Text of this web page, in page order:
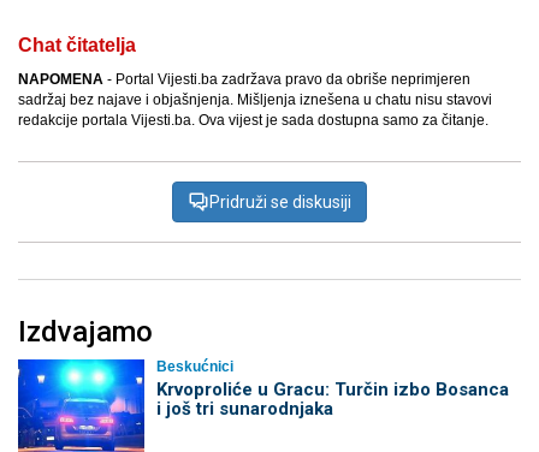
Chat čitatelja
NAPOMENA - Portal Vijesti.ba zadržava pravo da obriše neprimjeren
sadržaj bez najave i objašnjenja. Mišljenja iznešena u chatu nisu stavovi
redakcije portala Vijesti.ba. Ova vijest je sada dostupna samo za čitanje.
Pridruži se diskusiji
Izdvajamo
Beskućnici
Krvoproliće u Gracu: Turčin izbo Bosanca
i još tri sunarodnjaka